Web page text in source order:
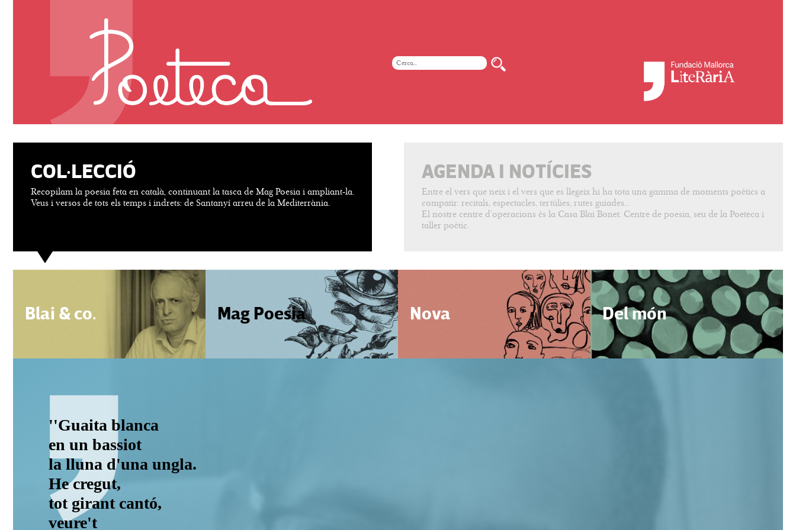
COL·LECCIÓ
Recopilam la poesia feta en català, continuant la tasca de Mag Poesia i ampliant-la.
Veus i versos de tots els temps i indrets: de Santanyí arreu de la Mediterrània.
AGENDA I NOTÍCIES
Entre el vers que neix i el vers que es llegeix hi ha tota una gamma de moments poètics a
compatir: recitals, espectacles, tertúlies, rutes guiades...
El nostre centre d’operacions és la Casa Blai Bonet. Centre de poesia, seu de la Poeteca i
taller poètic.
Blai & co. Mag Poesia Nova Del món
''Guaita blanca
en un bassiot
la lluna d'una ungla.
He cregut,
tot girant cantó,
veure't